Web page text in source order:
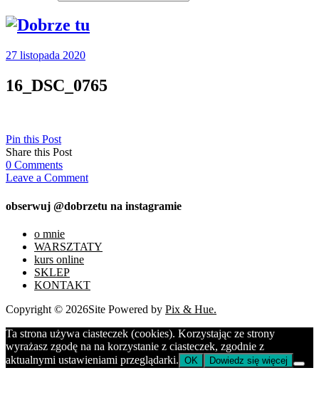
27 listopada 2020
16_DSC_0765
Pin this Post
Share this Post
0 Comments
Leave a Comment
obserwuj @dobrzetu na instagramie
o mnie
WARSZTATY
kurs online
SKLEP
KONTAKT
Copyright © 2026Site Powered by Pix & Hue.
Ta strona używa ciasteczek (cookies). Korzystając ze strony
wyrażasz zgodę na na korzystanie z ciasteczek, zgodnie z
aktualnymi ustawieniami przeglądarki. OK Dowiedz się więcej